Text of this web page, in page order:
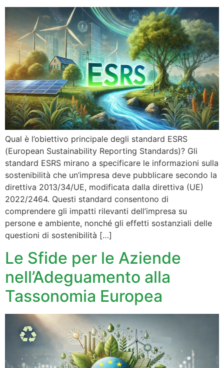
Qual è l’obiettivo principale degli standard ESRS
(European Sustainability Reporting Standards)? Gli
standard ESRS mirano a specificare le informazioni sulla
sostenibilità che un’impresa deve pubblicare secondo la
direttiva 2013/34/UE, modificata dalla direttiva (UE)
2022/2464. Questi standard consentono di
comprendere gli impatti rilevanti dell’impresa su
persone e ambiente, nonché gli effetti sostanziali delle
questioni di sostenibilità […]
Le Sfide per le Aziende
nell’Adeguamento alla
Tassonomia Europea